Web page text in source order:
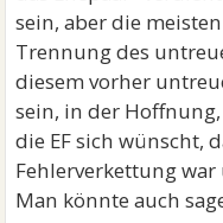
sein, aber die
Trennung des
diesem vorher
sein, in der
die EF sich wünscht,
Fehlerverkettung
Man könnte auch